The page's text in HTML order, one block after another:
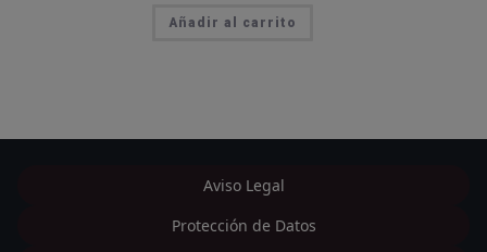
Añadir al carrito
Aviso Legal
Protección de Datos